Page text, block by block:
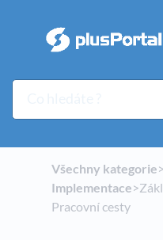
Všechny kategorie​>​
Implementace​>​
Pracovní cesty